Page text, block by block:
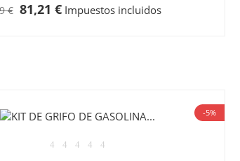
€ 81,21 €Impuestos incluidos
-5%